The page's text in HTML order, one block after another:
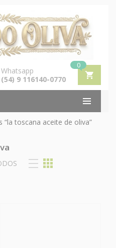
Whatsapp
(54) 9 116140-0770
0
toscana aceite de oliva”